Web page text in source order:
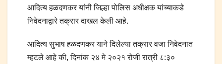
आदित्य हळदणकर यांनी जिल्हा पोलिस अधीक्षक यांच्याकडे
निवेदनाद्वारे तक्रार दाखल केली आहे.
आदित्य सुभाष हळदणकर याने दिलेल्या तक्रार वजा निवेदनात
म्हटले आहे की, दिनांक २४ मे २०२१ रोजी रात्री ८:३०